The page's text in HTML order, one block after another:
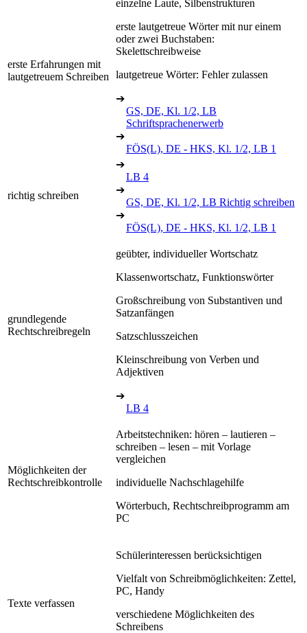
erste Erfahrungen mit
lautgetreuem Schreiben
einzelne Laute, Silbenstrukturen
erste lautgetreue Wörter mit nur einem
oder zwei Buchstaben:
Skelettschreibweise
lautgetreue Wörter: Fehler zulassen
➔
GS, DE, Kl. 1/2, LB
Schriftsprachenerwerb
➔
FÖS(L), DE - HKS, Kl. 1/2, LB 1
richtig schreiben
➔
LB 4
➔
GS, DE, Kl. 1/2, LB Richtig schreiben
➔
FÖS(L), DE - HKS, Kl. 1/2, LB 1
grundlegende
Rechtschreibregeln
geübter, individueller Wortschatz
Klassenwortschatz, Funktionswörter
Großschreibung von Substantiven und
Satzanfängen
Satzschlusszeichen
Kleinschreibung von Verben und
Adjektiven
➔
LB 4
Möglichkeiten der
Rechtschreibkontrolle
Arbeitstechniken: hören – lautieren –
schreiben – lesen – mit Vorlage
vergleichen
individuelle Nachschlagehilfe
Wörterbuch, Rechtschreibprogramm am
PC
Texte verfassen
Schülerinteressen berücksichtigen
Vielfalt von Schreibmöglichkeiten: Zettel,
PC, Handy
verschiedene Möglichkeiten des
Schreibens